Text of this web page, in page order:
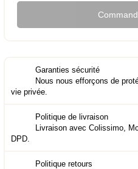
Garanties sécurité
Nous nous efforçons de
vie privée.
Politique de livraison
Livraison avec Colissimo,
DPD.
Politique retours